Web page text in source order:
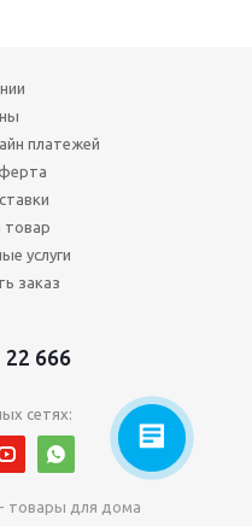
платежей
товар
услуги
заказ
22 666
сетях:
товары для дома